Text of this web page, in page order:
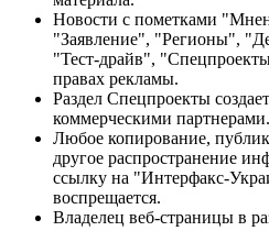
Новости с пометками
"Заявление", "Регионы",
"Тест-драйв",
правах рекламы.
Раздел Спецпроекты
коммерческими партнерами.
Любое копирование,
другое распространение
ссылку на "Интерфакс-
воспрещается.
Владелец веб-страницы в